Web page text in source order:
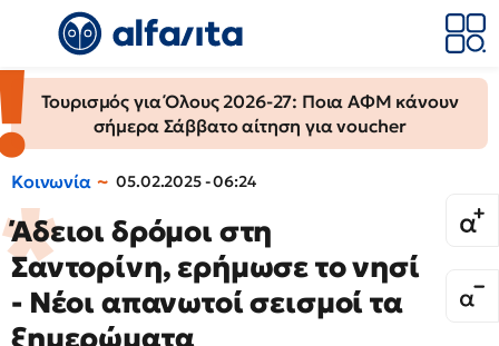
Τουρισμός για Όλους 2026-27: Ποια ΑΦΜ κάνουν
σήμερα Σάββατο αίτηση για voucher
Κοινωνία 05.02.2025 - 06:24
Άδειοι δρόμοι στη
Σαντορίνη, ερήμωσε το νησί
- Νέοι απανωτοί σεισμοί τα
ξημερώματα